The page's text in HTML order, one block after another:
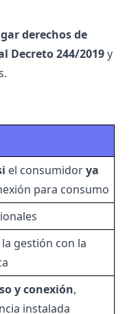
derechos de
Decreto 244/2019y
el consumidorya
para consumo
gestión con la
y conexión,
instalada